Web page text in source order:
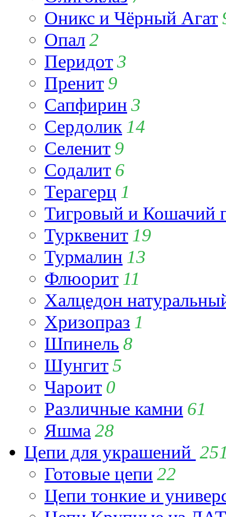
Оникс и Чёрный Агат
Опал2
Перидот3
Пренит 9
Сапфирин 3
Сердолик 14
Селенит 9
Содалит 6
Терагерц 1
Тигровый и Кошачий
Турквенит 19
Турмалин 13
Флюорит 11
Халцедон
Хризопраз 1
Шпинель 8
Шунгит5
Чароит 0
Различные камни 61
Яшма 28
Цепи для украшений
Готовые цепи 22
Цепи тонкие и